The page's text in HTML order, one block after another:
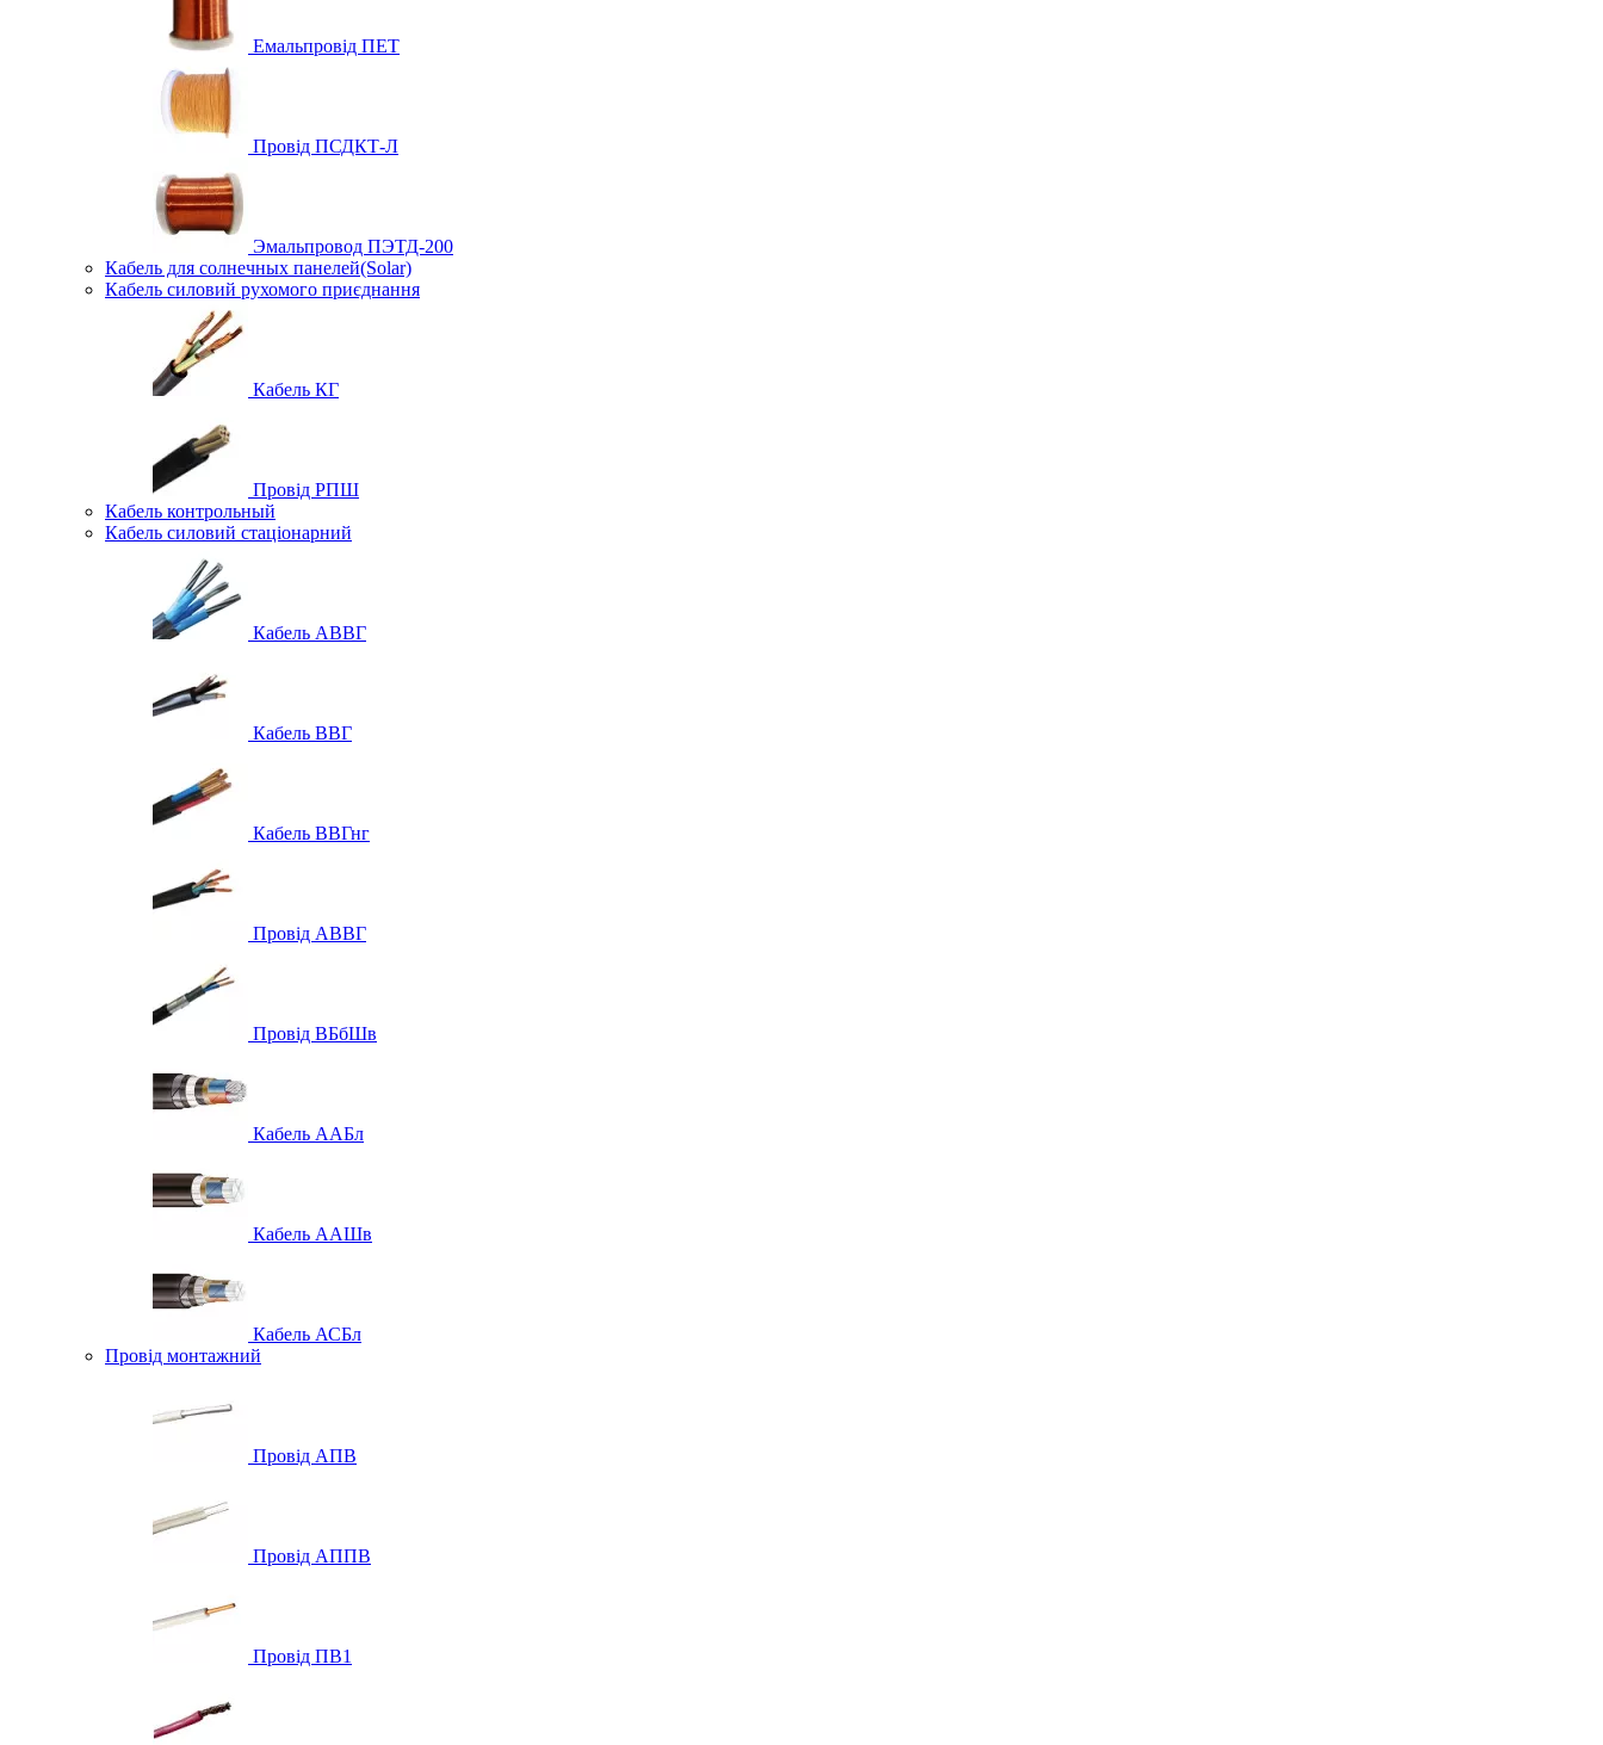
Емальпровід ПЕТ
Провід ПСДКТ-Л
Эмальпровод ПЭТД-200
Кабель для солнечных панелей(Solar)
Кабель силовий рухомого приєднання
Кабель КГ
Провід РПШ
Кабель контрольный
Кабель силовий стаціонарний
Кабель АВВГ
Кабель ВВГ
Кабель ВВГнг
Провід АВВГ
Провід ВБбШв
Кабель ААБл
Кабель ААШв
Кабель АСБл
Провід монтажний
Провід АПВ
Провід АППВ
Провід ПВ1